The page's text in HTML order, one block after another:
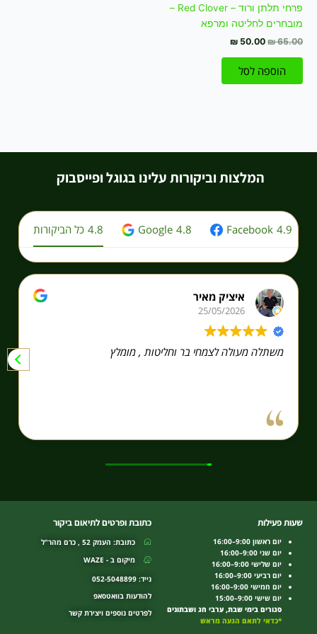
פרחי תלתן ורוד – Red Clover –
מובחרים לחליטה ומרפא
₪65.00
₪ 50.00
הוספה לסל
המלצות וביקורות עלינו בגוגל ופייסבוק
כל הביקורות 4.8 Google 4.8 Facebook 4.9
איציק מאיר
25/05/2026
משתלה מעולה לצמחי בר וחליטות , מומלץ
שעות פעילות
יום ראשון 9:00–16:00
יום שני 9:00–16:00
יום שלישי 9:00–16:00
יום רביעי 9:00–16:00
יום חמישי 9:00–16:00
יום שישי 9:00–15:00
סגורים בימי שבת, ערבי חג ושבתונים
*כדאי לתאם הגעה מראש
כתובת ופרטים לתיאום ביקור
כתובת: העמק 52 , כרם מהר"ל
מיקום ב - WAZE
נייד: 052-5048899
להודעות בוואטסאפ
לפרטים נוספים ויצירת קשר